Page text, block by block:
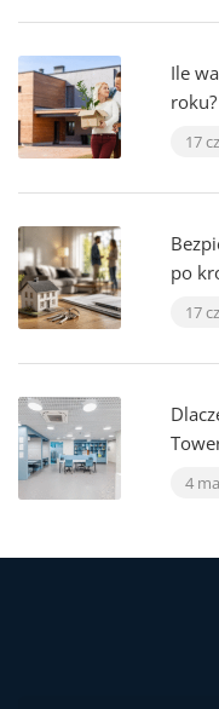
Ile
17
po
17
4